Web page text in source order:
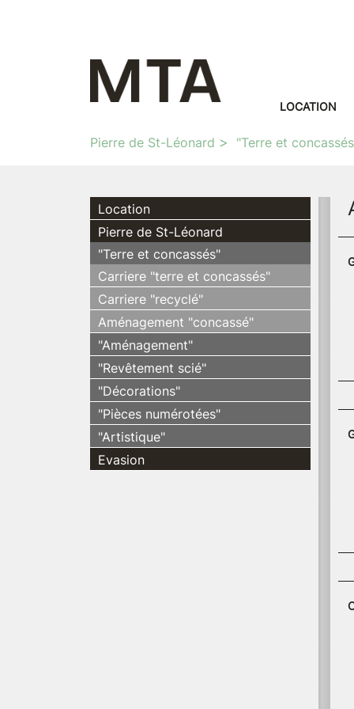
LOCATION
Pierre de St-Léonard "Terre et
Location
Pierre de St-Léonard
"Terre et concassés"
Carriere "terre et concassés"
Carriere "recyclé"
Aménagement "concassé"
"Aménagement"
"Revêtement scié"
"Décorations"
"Pièces numérotées"
"Artistique"
Evasion